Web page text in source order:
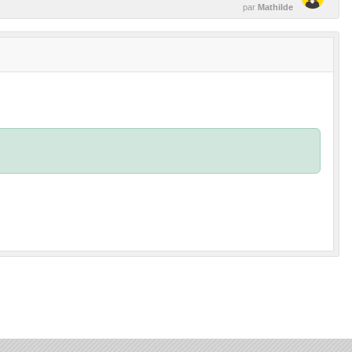
par Mathilde